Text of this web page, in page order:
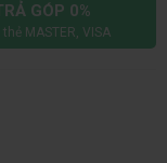
GÓP 0%
thẻ MASTER, VISA